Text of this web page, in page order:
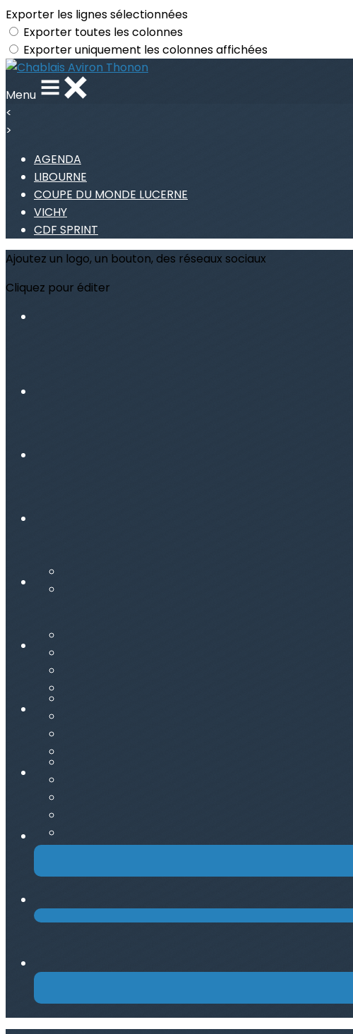
Exporter les lignes sélectionnées
Exporter toutes les colonnes
Exporter uniquement les colonnes affichées
Menu
<
>
AGENDA
LIBOURNE
COUPE DU MONDE LUCERNE
VICHY
CDF SPRINT
Ajoutez un logo, un bouton, des réseaux sociaux
Cliquez pour éditer